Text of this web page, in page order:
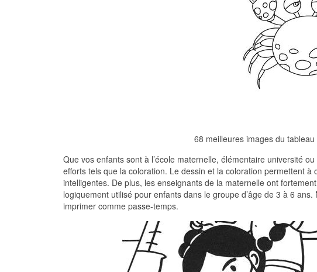
68 meilleures images du
Que vos enfants sont à l’école maternelle, élémentaire université
efforts tels que la coloration. Le dessin et la coloration permettent
intelligentes. De plus, les enseignants de la maternelle ont
logiquement utilisé pour enfants dans le groupe d’âge de 3 à 6
imprimer comme passe-temps.